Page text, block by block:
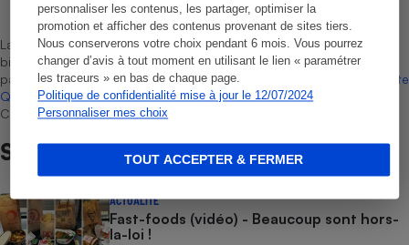
personnaliser les contenus, les partager, optimiser la
promotion et afficher des contenus provenant de sites tiers.
Nous conserverons votre choix pendant 6 mois. Vous pourrez
changer d’avis à tout moment en utilisant le lien « paramétrer
les traceurs » en bas de chaque page.
Politique de confidentialité mise à jour le 12/07/2024
Personnaliser mes choix
TOUT ACCEPTER & FERMER
La sélection de produits ou services est représentative du marché,
bien que non-exhaustive. À l’exception des autorisations données
par Bureau Veritas Certification conformément aux règles de
La Note
Que Choisir, il n’existe aucune relation contractuelle entre Que
Choisir Ensemble et les professionnels référencés.
Sur le même sujet
ACTUALITÉ
Fast-foods (vidéo) - Beaucoup sont hors-
la-loi !